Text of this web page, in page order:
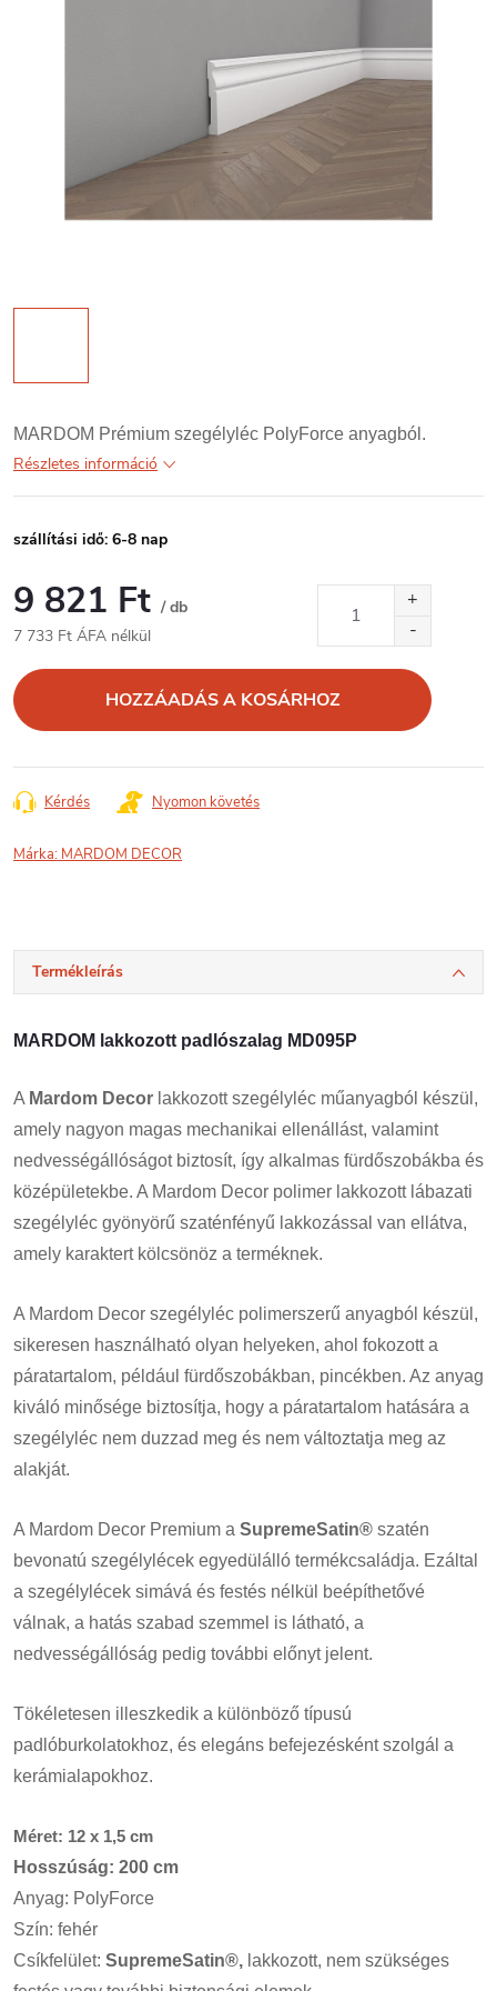
MARDOM Prémium szegélyléc PolyForce anyagból.
Részletes információ
szállítási idő: 6-8 nap
9 821 Ft / db
7 733 Ft ÁFA nélkül
HOZZÁADÁS A KOSÁRHOZ
Kérdés Nyomon követés
Márka: MARDOM DECOR
Termékleírás
MARDOM lakkozott padlószalag MD095P
A Mardom Decor lakkozott szegélyléc műanyagból készül,
amely nagyon magas mechanikai ellenállást, valamint
nedvességállóságot biztosít, így alkalmas fürdőszobákba és
középületekbe. A Mardom Decor polimer lakkozott lábazati
szegélyléc gyönyörű szaténfényű lakkozással van ellátva,
amely karaktert kölcsönöz a terméknek.
A Mardom Decor szegélyléc polimerszerű anyagból készül,
sikeresen használható olyan helyeken, ahol fokozott a
páratartalom, például fürdőszobákban, pincékben. Az anyag
kiváló minősége biztosítja, hogy a páratartalom hatására a
szegélyléc nem duzzad meg és nem változtatja meg az
alakját.
A Mardom Decor Premium a SupremeSatin® szatén
bevonatú szegélylécek egyedülálló termékcsaládja. Ezáltal
a szegélylécek simává és festés nélkül beépíthetővé
válnak, a hatás szabad szemmel is látható, a
nedvességállóság pedig további előnyt jelent.
Tökéletesen illeszkedik a különböző típusú
padlóburkolatokhoz, és elegáns befejezésként szolgál a
kerámialapokhoz.
Méret: 12 x 1,5 cm
Hosszúság: 200 cm
Anyag: PolyForce
Szín: fehér
Csíkfelület: SupremeSatin®, lakkozott, nem szükséges